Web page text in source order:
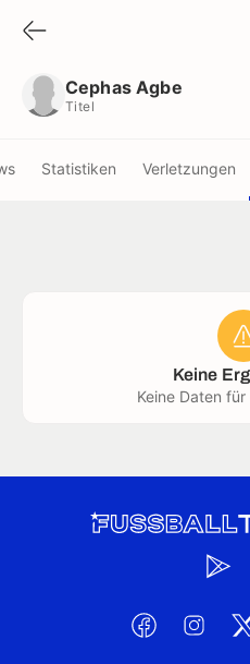
Cephas Agbe
Titel
Statistiken Verletzungen
Keine
Keine Daten